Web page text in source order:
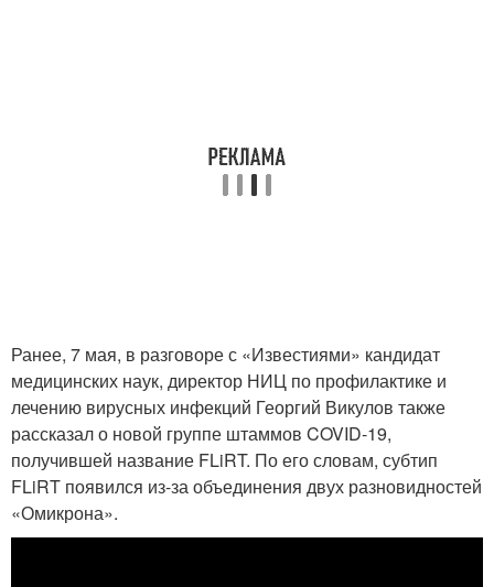
Ранее, 7 мая, в разговоре с «Известиями» кандидат
медицинских наук, директор НИЦ по профилактике и
лечению вирусных инфекций Георгий Викулов также
рассказал о новой группе штаммов COVID-19,
получившей название FLiRT. По его словам, субтип
FLiRT появился из-за объединения двух разновидностей
«Омикрона».